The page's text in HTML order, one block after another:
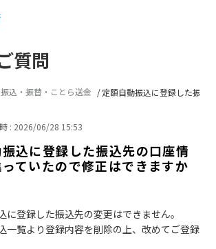
質問
振込・振替・ことら送金 定額自動振込に登録した振込
: 2026/06/28 15:53
込に登録した振込先の口座情
ていたので修正はできますか
に登録した振込先の変更はできません。
一覧より登録内容を削除の上、改めてご登録